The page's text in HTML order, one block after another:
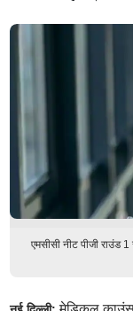
एमसीसी नीट पीजी राउंड